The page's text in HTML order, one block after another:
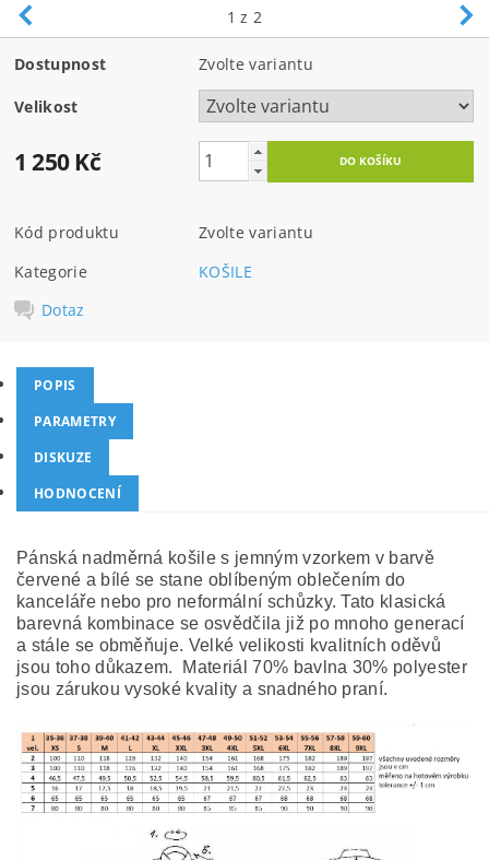
1 z 2
Dostupnost Zvolte variantu
Velikost
1 250 Kč
Kód produktu
Zvolte variantu
Kategorie
KOŠILE
Dotaz
POPIS
PARAMETRY
DISKUZE
HODNOCENÍ
Pánská nadměrná košile s jemným vzorkem v barvě
červené a bílé se stane oblíbeným oblečením do
kanceláře nebo pro neformální schůzky. Tato klasická
barevná kombinace se osvědčila již po mnoho generací
a stále se obměňuje. Velké velikosti kvalitních oděvů
jsou toho důkazem. Materiál 70% bavlna 30% polyester
jsou zárukou vysoké kvality a snadného praní.